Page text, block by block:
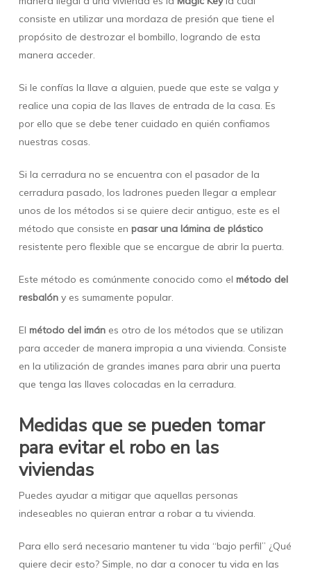
consiste en utilizar una mordaza de presión que tiene el
propósito de destrozar el bombillo, logrando de esta
manera acceder.
Si le confías la llave a alguien, puede que este se valga y
realice una copia de las llaves de entrada de la casa. Es
por ello que se debe tener cuidado en quién confiamos
nuestras cosas.
Si la cerradura no se encuentra con el pasador de la
cerradura pasado, los ladrones pueden llegar a emplear
unos de los métodos si se quiere decir antiguo, este es el
método que consiste en pasar una lámina de plástico
resistente pero flexible que se encargue de abrir la puerta.
Este método es comúnmente conocido como el método del
resbalóny es sumamente popular.
El método del imánes otro de los métodos que se utilizan
para acceder de manera impropia a una vivienda. Consiste
en la utilización de grandes imanes para abrir una puerta
que tenga las llaves colocadas en la cerradura.
Medidas que se pueden tomar
para evitar el robo en las
viviendas
Puedes ayudar a mitigar que aquellas personas
indeseables no quieran entrar a robar a tu vivienda.
Para ello será necesario mantener tu vida “bajo perfil” ¿Qué
quiere decir esto? Simple, no dar a conocer tu vida en las